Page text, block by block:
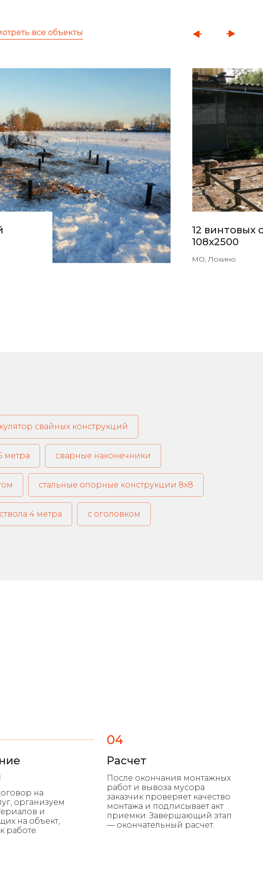
все объекты
12 винтовых
108х2500
МО, Лохино
свайных конструкций
метра сварные наконечники
стальные опорные конструкции 8х8
4 метра с оголовком
04
Расчет